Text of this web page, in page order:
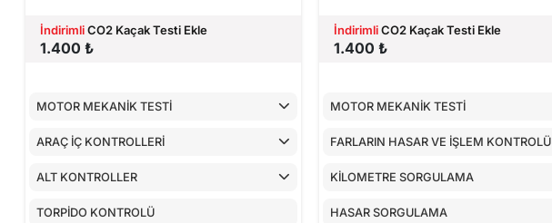
İndirimliCO2 Kaçak Testi Ekle
1.400 ₺
MOTOR MEKANİK TESTİ
ARAÇ İÇ KONTROLLERİ
ALT KONTROLLER
TORPİDO KONTROLÜ
İndirimliCO2 Kaçak Testi Ekle
1.400 ₺
MOTOR MEKANİK TESTİ
FARLARIN HASAR VE İŞLEM KONTROLÜ
KİLOMETRE SORGULAMA
HASAR SORGULAMA